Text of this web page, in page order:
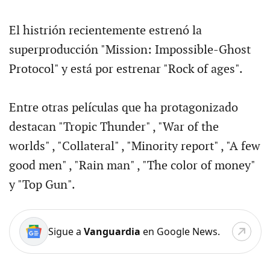
El histrión recientemente estrenó la
superproducción "Mission: Impossible-Ghost
Protocol" y está por estrenar "Rock of ages".
Entre otras películas que ha protagonizado
destacan "Tropic Thunder" , "War of the
worlds" , "Collateral" , "Minority report" , "A few
good men" , "Rain man" , "The color of money"
y "Top Gun".
Sigue a Vanguardia en Google News.